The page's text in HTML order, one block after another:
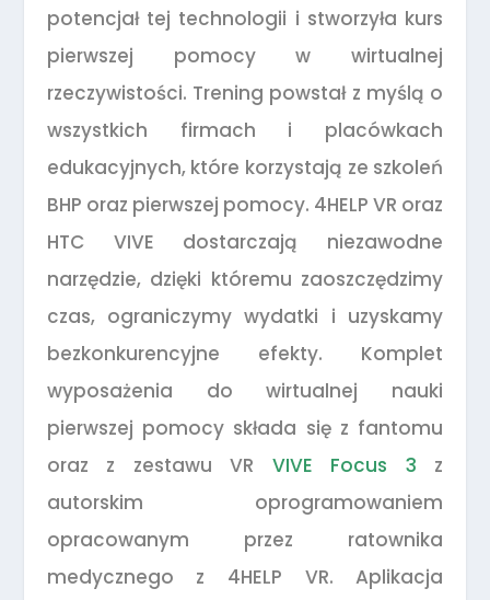
potencjał tej technologii i stworzyła kurs
pierwszej pomocy w wirtualnej
rzeczywistości. Trening powstał z myślą o
wszystkich firmach i placówkach
edukacyjnych, które korzystają ze szkoleń
BHP oraz pierwszej pomocy. 4HELP VR oraz
HTC VIVE dostarczają niezawodne
narzędzie, dzięki któremu zaoszczędzimy
czas, ograniczymy wydatki i uzyskamy
bezkonkurencyjne efekty. Komplet
wyposażenia do wirtualnej nauki
pierwszej pomocy składa się z fantomu
oraz z zestawu VR VIVE Focus 3 z
autorskim oprogramowaniem
opracowanym przez ratownika
medycznego z 4HELP VR. Aplikacja